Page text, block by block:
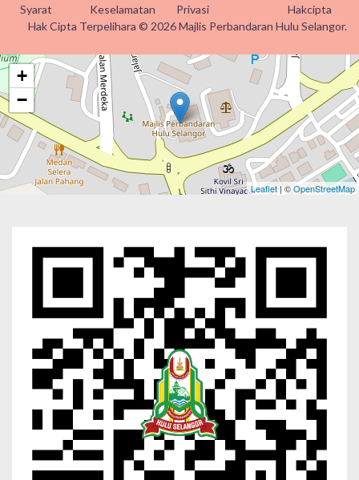
Syarat
Keselamatan
Privasi
Hakcipta
Hak Cipta Terpelihara © 2026 Majlis Perbandaran Hulu Selangor.
+
−
Leaflet | ©OpenStreetMap